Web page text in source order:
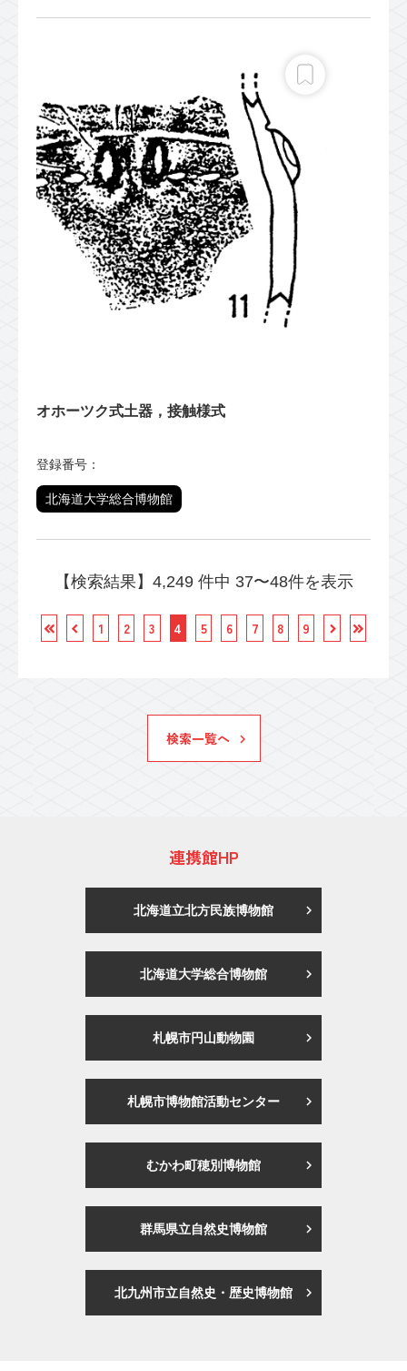
オホーツク式土器，接触様式
登録番号：
北海道大学総合博物館
【検索結果】4,249 件中 37〜48件を表示
1 2 3 4 5 6 7 8 9
検索一覧へ
連携館HP
北海道立北方民族博物館
北海道大学総合博物館
札幌市円山動物園
札幌市博物館活動センター
むかわ町穂別博物館
群馬県立自然史博物館
北九州市立自然史・歴史博物館